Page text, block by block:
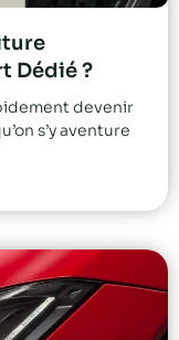
Dédié ?
devenir
s’y aventure